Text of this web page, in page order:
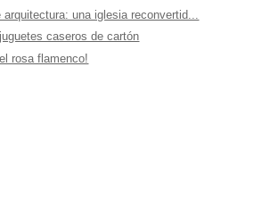
una iglesia reconvertid...
caseros de cartón
rosa flamenco!